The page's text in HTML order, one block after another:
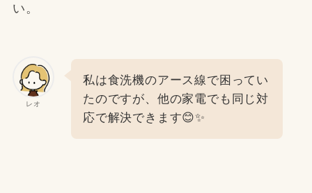
い。
レオ
私は食洗機のアース線で困ってい
たのですが、他の家電でも同じ対
応で解決できます😊✨